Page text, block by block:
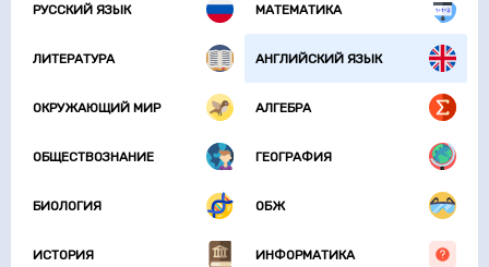
РУССКИЙ ЯЗЫК МАТЕМАТИКА
ЛИТЕРАТУРА АНГЛИЙСКИЙ ЯЗЫК
ОКРУЖАЮЩИЙ МИР АЛГЕБРА
ОБЩЕСТВОЗНАНИЕ ГЕОГРАФИЯ
БИОЛОГИЯ ОБЖ
ИСТОРИЯ ИНФОРМАТИКА